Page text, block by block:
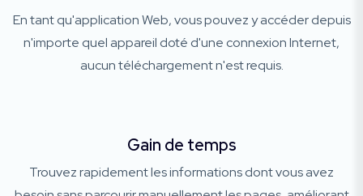
En tant qu'application Web, vous pouvez y accéder depuis
n'importe quel appareil doté d'une connexion Internet,
aucun téléchargement n'est requis.
Gain de temps
Trouvez rapidement les informations dont vous avez